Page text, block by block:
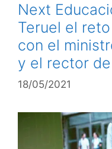
Next
Teruel el
con el
y el rector
18/05/2021